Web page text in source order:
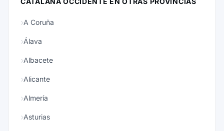
A Coruña
Álava
Albacete
Alicante
Almería
Asturias